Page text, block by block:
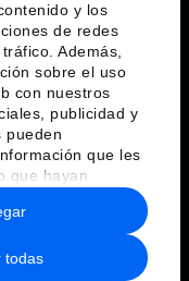
y los
de redes
Además,
sobre el uso
con nuestros
publicidad y
pueden
que les
que hayan
uso que haya
todas
de uso